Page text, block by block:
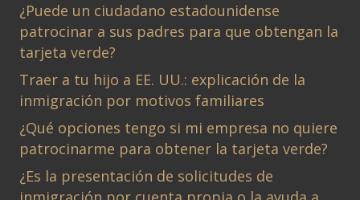
¿Puede un ciudadano estadounidense
patrocinar a sus padres para que obtengan la
tarjeta verde?
Traer a tu hijo a EE. UU.: explicación de la
inmigración por motivos familiares
¿Qué opciones tengo si mi empresa no quiere
patrocinarme para obtener la tarjeta verde?
¿Es la presentación de solicitudes de